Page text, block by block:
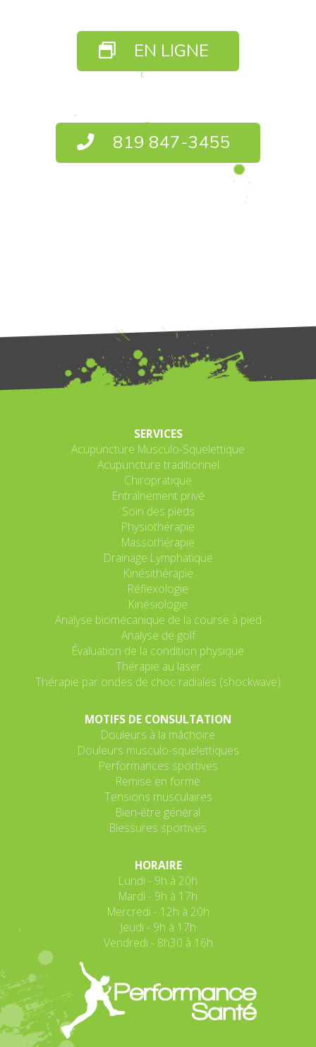
EN LIGNE
819 847-3455
SERVICES
Acupuncture Musculo-Squelettique
Acupuncture traditionnel
Chiropratique
Entraînement privé
Soin des pieds
Physiothérapie
Massothérapie
Drainage Lymphatique
Kinésithérapie
Réflexologie
Kinésiologie
Analyse biomécanique de la course à pied
Analyse de golf
Évaluation de la condition physique
Thérapie au laser
Thérapie par ondes de choc radiales (shockwave)
MOTIFS DE CONSULTATION
Douleurs à la mâchoire
Douleurs musculo-squelettiques
Performances sportives
Remise en forme
Tensions musculaires
Bien-être général
Blessures sportives
HORAIRE
Lundi - 9h à 20h
Mardi - 9h à 17h
Mercredi - 12h à 20h
Jeudi - 9h à 17h
Vendredi - 8h30 à 16h